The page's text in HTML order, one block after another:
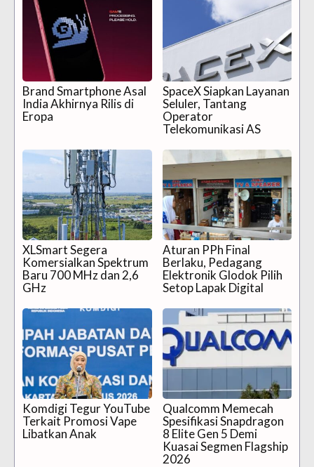
Brand Smartphone Asal
India Akhirnya Rilis di
Eropa
SpaceX Siapkan Layanan
Seluler, Tantang
Operator
Telekomunikasi AS
XLSmart Segera
Komersialkan Spektrum
Baru 700 MHz dan 2,6
GHz
Aturan PPh Final
Berlaku, Pedagang
Elektronik Glodok Pilih
Setop Lapak Digital
Komdigi Tegur YouTube
Terkait Promosi Vape
Libatkan Anak
Qualcomm Memecah
Spesifikasi Snapdragon
8 Elite Gen 5 Demi
Kuasai Segmen Flagship
2026